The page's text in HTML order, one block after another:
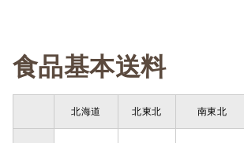
食品基本送
北海道 北東北 南東北